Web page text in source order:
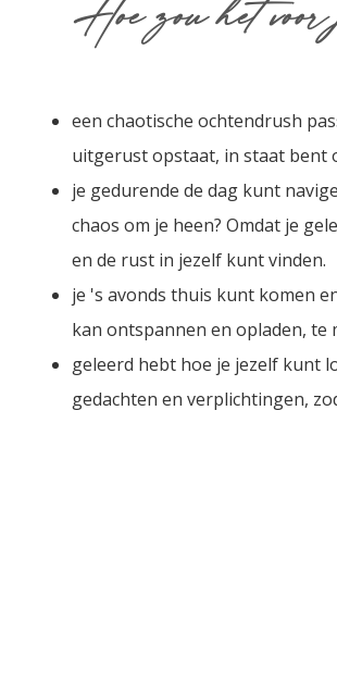
Hoe zou het
een chaotische ochtendrush
uitgerust opstaat, in staat bent
je gedurende de dag kunt
chaos om je heen? Omdat je
en de rust in jezelf kunt vinden.
je 's avonds thuis kunt komen
kan ontspannen en opladen, te
geleerd hebt hoe je jezelf kunt
gedachten en verplichtingen,